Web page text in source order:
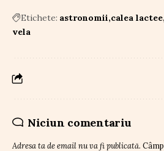
Etichete: astronomii calea lactee
vela
Niciun comentariu
Adresa ta de email nu va fi publicată.